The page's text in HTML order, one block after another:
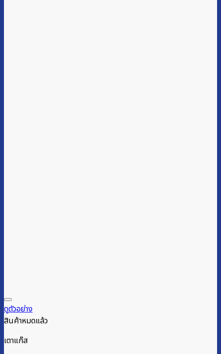
ดูตัวอย่าง
สินค้าหมดแล้ว
เตาแก๊ส